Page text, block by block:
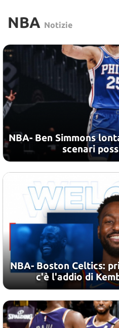
NBA Notizie
NBA- Ben Simmons
scenari
NBA- Boston Celtics:
c'è l'addio di